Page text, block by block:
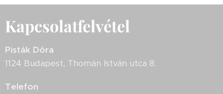
Kapcsolatfelvétel
Pisták Dóra
1124 Budapest, Thomán István utca 8.
Telefon